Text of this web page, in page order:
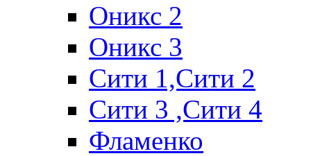
Оникс 2
Оникс 3
Сити 1,Cити 2
Сити 3 ,Сити 4
Фламенко